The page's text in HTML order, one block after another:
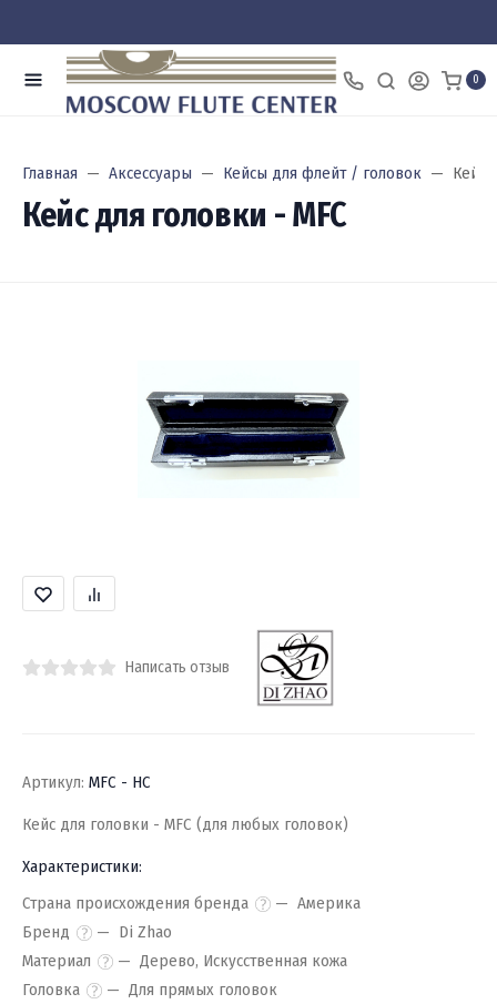
0
Главная Аксессуары Кейсы для флейт / головок Кейс
Кейс для головки - MFC
Написать отзыв
Артикул: MFC - HC
Кейс для головки - MFC (для любых головок)
Характеристики:
Страна происхождения бренда
Америка
Бренд
Di Zhao
Материал
Дерево, Искусственная кожа
Головка
Для прямых головок